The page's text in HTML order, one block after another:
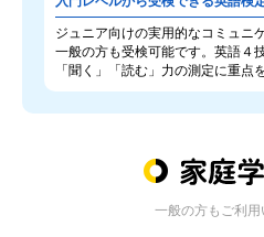
ジュニア向けの実用的なコミュニ
一般の方も受検可能です。英語４
「聞く」「読む」力の測定に重点
一般の方もご利